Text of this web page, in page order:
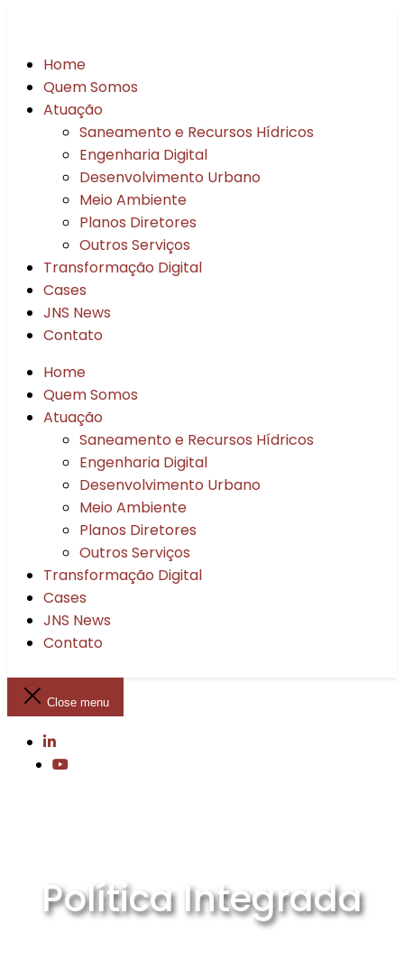
Home
Quem Somos
Atuação
Saneamento e Recursos Hídricos
Engenharia Digital
Desenvolvimento Urbano
Meio Ambiente
Planos Diretores
Outros Serviços
Transformação Digital
Cases
JNS News
Contato
Home
Quem Somos
Atuação
Saneamento e Recursos Hídricos
Engenharia Digital
Desenvolvimento Urbano
Meio Ambiente
Planos Diretores
Outros Serviços
Transformação Digital
Cases
JNS News
Contato
Close menu
Política Integrada